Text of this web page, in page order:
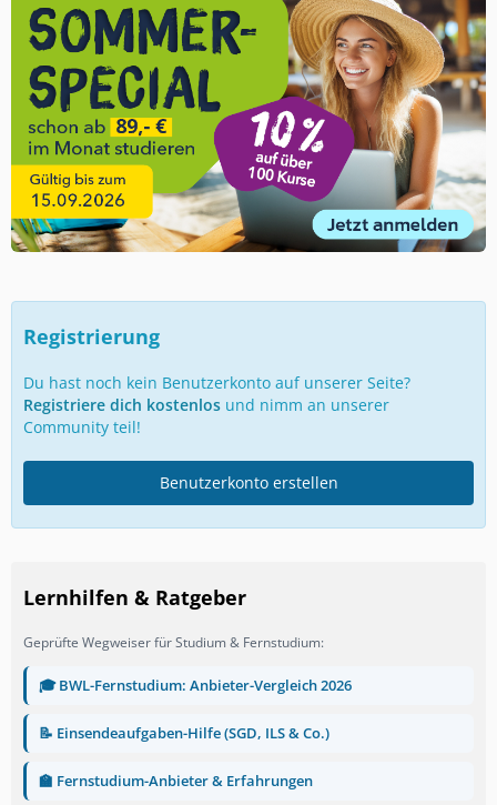
Registrierung
Du hast noch kein Benutzerkonto auf unserer Seite?
Registriere dich kostenlos und nimm an unserer
Community teil!
Benutzerkonto erstellen
Lernhilfen & Ratgeber
Geprüfte Wegweiser für Studium & Fernstudium:
🎓 BWL-Fernstudium: Anbieter-Vergleich 2026
📝 Einsendeaufgaben-Hilfe (SGD, ILS & Co.)
🏫 Fernstudium-Anbieter & Erfahrungen